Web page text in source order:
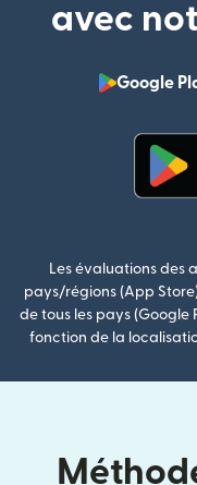
avec
Google
Les évaluations des
pays/régions (App
de tous les pays (Google
fonction de la